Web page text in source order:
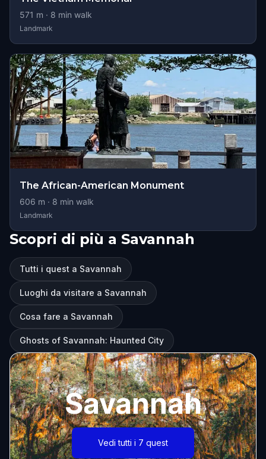
571 m · 8 min walk
Landmark
The African-American Monument
606 m · 8 min walk
Landmark
Scopri di più a Savannah
Tutti i quest a Savannah
Luoghi da visitare a Savannah
Cosa fare a Savannah
Ghosts of Savannah: Haunted City
Savannah
Vedi tutti i 7 quest